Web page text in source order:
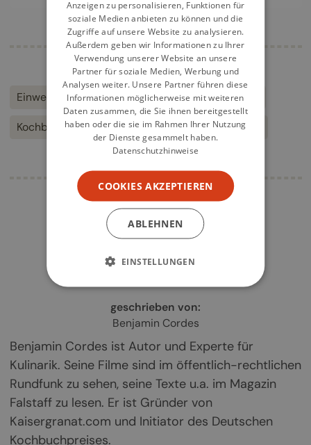
Einwecken Fermentieren haltbar machen
Kochbuch Nachschlagewerk Warenkunde
geschrieben von:
Benjamin Cordes
Benjamin Cordes ist Autor und Experte für
Kulinarik. Seine Filme sind im öffentlich-rechtlichen
Rundfunk zu sehen, seine Texte u.a. im Magazin
Falstaff zu lesen. Er ist Gründer von
Kaisergranat.com und Initiator des Deutschen
Kochbuchpreises.
Anzeigen zu personalisieren, Funktionen für
soziale Medien anbieten zu können und die
Zugriffe auf unsere Website zu analysieren.
Außerdem geben wir Informationen zu Ihrer
Verwendung unserer Website an unsere
Partner für soziale Medien, Werbung und
Analysen weiter. Unsere Partner führen diese
Informationen möglicherweise mit weiteren
Daten zusammen, die Sie ihnen bereitgestellt
haben oder die sie im Rahmen Ihrer Nutzung
der Dienste gesammelt haben.
Datenschutzhinweise
COOKIES AKZEPTIEREN
ABLEHNEN
EINSTELLUNGEN